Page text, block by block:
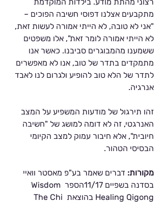
מתקבעים אצלנו דפוסי חשיבה הפוכים –
"אני לא טובה, לא הייתי אמורה לעשות זאת,
לא הייתי אמורה לומר זאת", אלו משפטים
ששמענו מהמבוגרים סביבנו. כאשר אנו
מתמקדים בתדר של טוב, אנו לא מאפשרים
לתדר של הלא טוב להופיע ולגרום לנו לאבד
אנרגיה.
זהו תירגול של מודעות המשפיע על המצב
האנרגטי, זה לא דומה למושג של "חשיבה
חיובית", אלא חיבור עמוק למצב הקיומי
הבסיסי הטהור.
מקורות: דברים שאמר בע"פ מאסטר וואיי
בסדנה בשפיים 11/17הספר Wisdom
Healing Qigong בהוצאת The Chi